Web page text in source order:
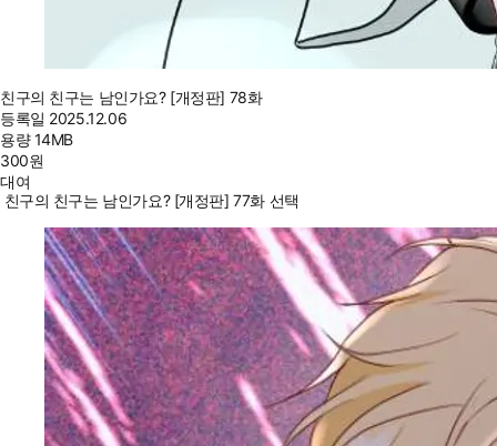
친구의 친구는 남인가요? [개정판] 78화
등록일 2025.12.06
용량14MB
300원
대여
친구의 친구는 남인가요? [개정판] 77화 선택